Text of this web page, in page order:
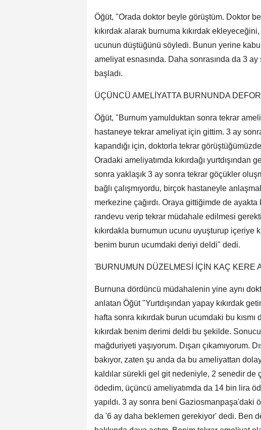
Öğüt, "Orada doktor beyle görüştüm. Doktor
kıkırdak alarak burnuma kıkırdak
ucunun düştüğünü söyledi. Bunun yerine
ameliyat esnasında. Daha sonrasında da 3
başladı.
ÜÇÜNCÜ AMELİYATTA BURNUNDA
Öğüt, "Burnum yamulduktan sonra tekrar
hastaneye tekrar ameliyat için gittim. 3 ay
kapandığı için, doktorla tekrar
Oradaki ameliyatımda kıkırdağı yurtdışından
sonra yaklaşık 3 ay sonra tekrar göçükler
bağlı çalışmıyordu, birçok hastaneyle
merkezine çağırdı. Oraya gittiğimde de
randevu verip tekrar müdahale edilmesi
kıkırdakla burnumun ucunu uyuşturup içeriye
benim burun ucumdaki deriyi deldi" dedi.
'BURNUMUN DÜZELMESİ İÇİN KAÇ KERE
Burnuna dördüncü müdahalenin yine aynı
anlatan Öğüt "Yurtdışından yapay kıkırdak
hafta sonra kıkırdak burun ucumdaki bu
kıkırdak benim derimi deldi bu şekilde.
mağduriyeti yaşıyorum. Dışarı çıkamıyorum.
bakıyor, zaten şu anda da bu ameliyattan
kaldılar sürekli gel git nedeniyle, 2 senedir de
ödedim, üçüncü ameliyatımda da 14 bin lira
yapıldı. 3 ay sonra beni Gaziosmanpaşa'daki
da '6 ay daha beklemen gerekiyor' dedi. Ben